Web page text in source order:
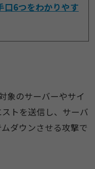
口6つをわかりやす
象のサーバーやサイ
トを送信し、サーバ
ダウンさせる攻撃で